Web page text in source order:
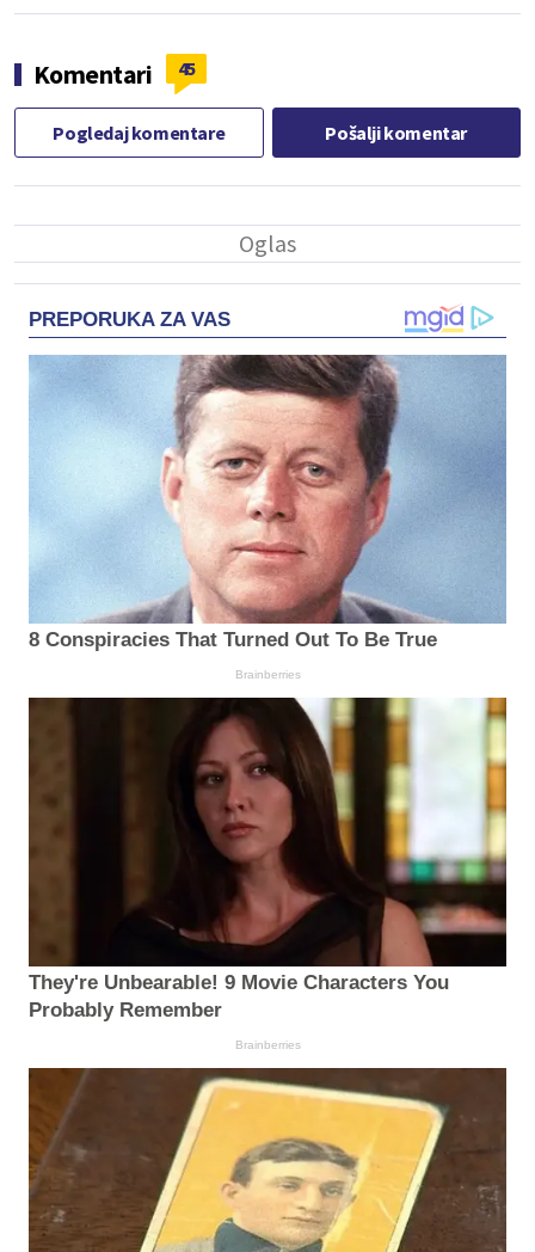
Komentari 45
Pogledaj komentare Pošalji komentar
PREPORUKA ZA VAS
8 Conspiracies That Turned Out To Be True
Brainberries
They're Unbearable! 9 Movie Characters You
Probably Remember
Brainberries